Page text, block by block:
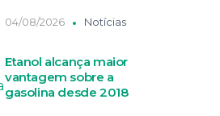
04/08/2026 Notícias
Etanol alcança maior
vantagem sobre a
gasolina desde 2018